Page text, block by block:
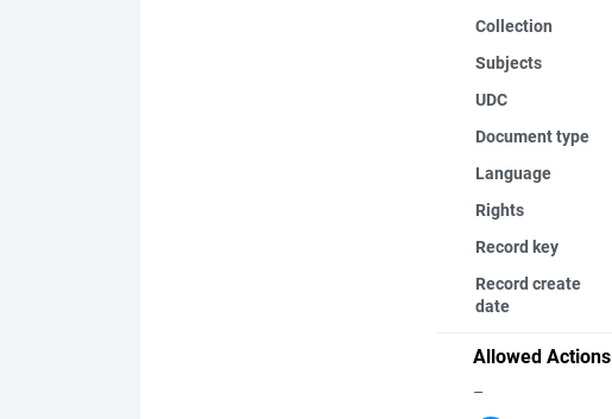
Collection
Subjects
UDC
Document type
Language
Rights
Record key
Record create
date
Allowed Actions
–